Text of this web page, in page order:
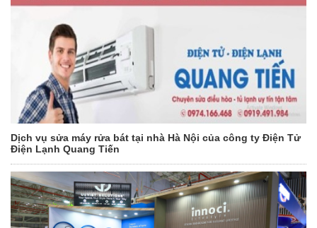
Dịch vụ sửa máy rửa bát tại nhà Hà Nội của công ty Điện Tử
Điện Lạnh Quang Tiến